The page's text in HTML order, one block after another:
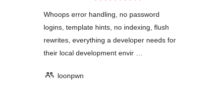
Whoops error handling, no password
logins, template hints, no indexing, flush
rewrites, everything a developer needs for
their local development envir …
loonpwn